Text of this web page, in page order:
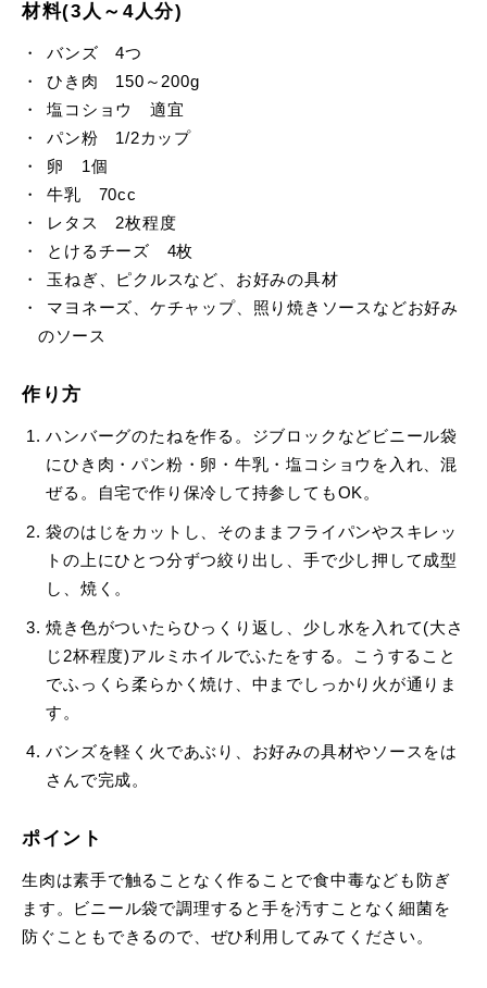
材料(3人～4人分)
バンズ 4つ
ひき肉 150～200g
塩コショウ 適宜
パン粉 1/2カップ
卵 1個
牛乳 70cc
レタス 2枚程度
とけるチーズ 4枚
玉ねぎ、ピクルスなど、お好みの具材
マヨネーズ、ケチャップ、照り焼きソースなどお好み
のソース
作り方
ハンバーグのたねを作る。ジブロックなどビニール袋
にひき肉・パン粉・卵・牛乳・塩コショウを入れ、混
ぜる。自宅で作り保冷して持参してもOK。
袋のはじをカットし、そのままフライパンやスキレッ
トの上にひとつ分ずつ絞り出し、手で少し押して成型
し、焼く。
焼き色がついたらひっくり返し、少し水を入れて(大さ
じ2杯程度)アルミホイルでふたをする。こうすること
でふっくら柔らかく焼け、中までしっかり火が通りま
す。
バンズを軽く火であぶり、お好みの具材やソースをは
さんで完成。
ポイント
生肉は素手で触ることなく作ることで食中毒なども防ぎ
ます。ビニール袋で調理すると手を汚すことなく細菌を
防ぐこともできるので、ぜひ利用してみてください。